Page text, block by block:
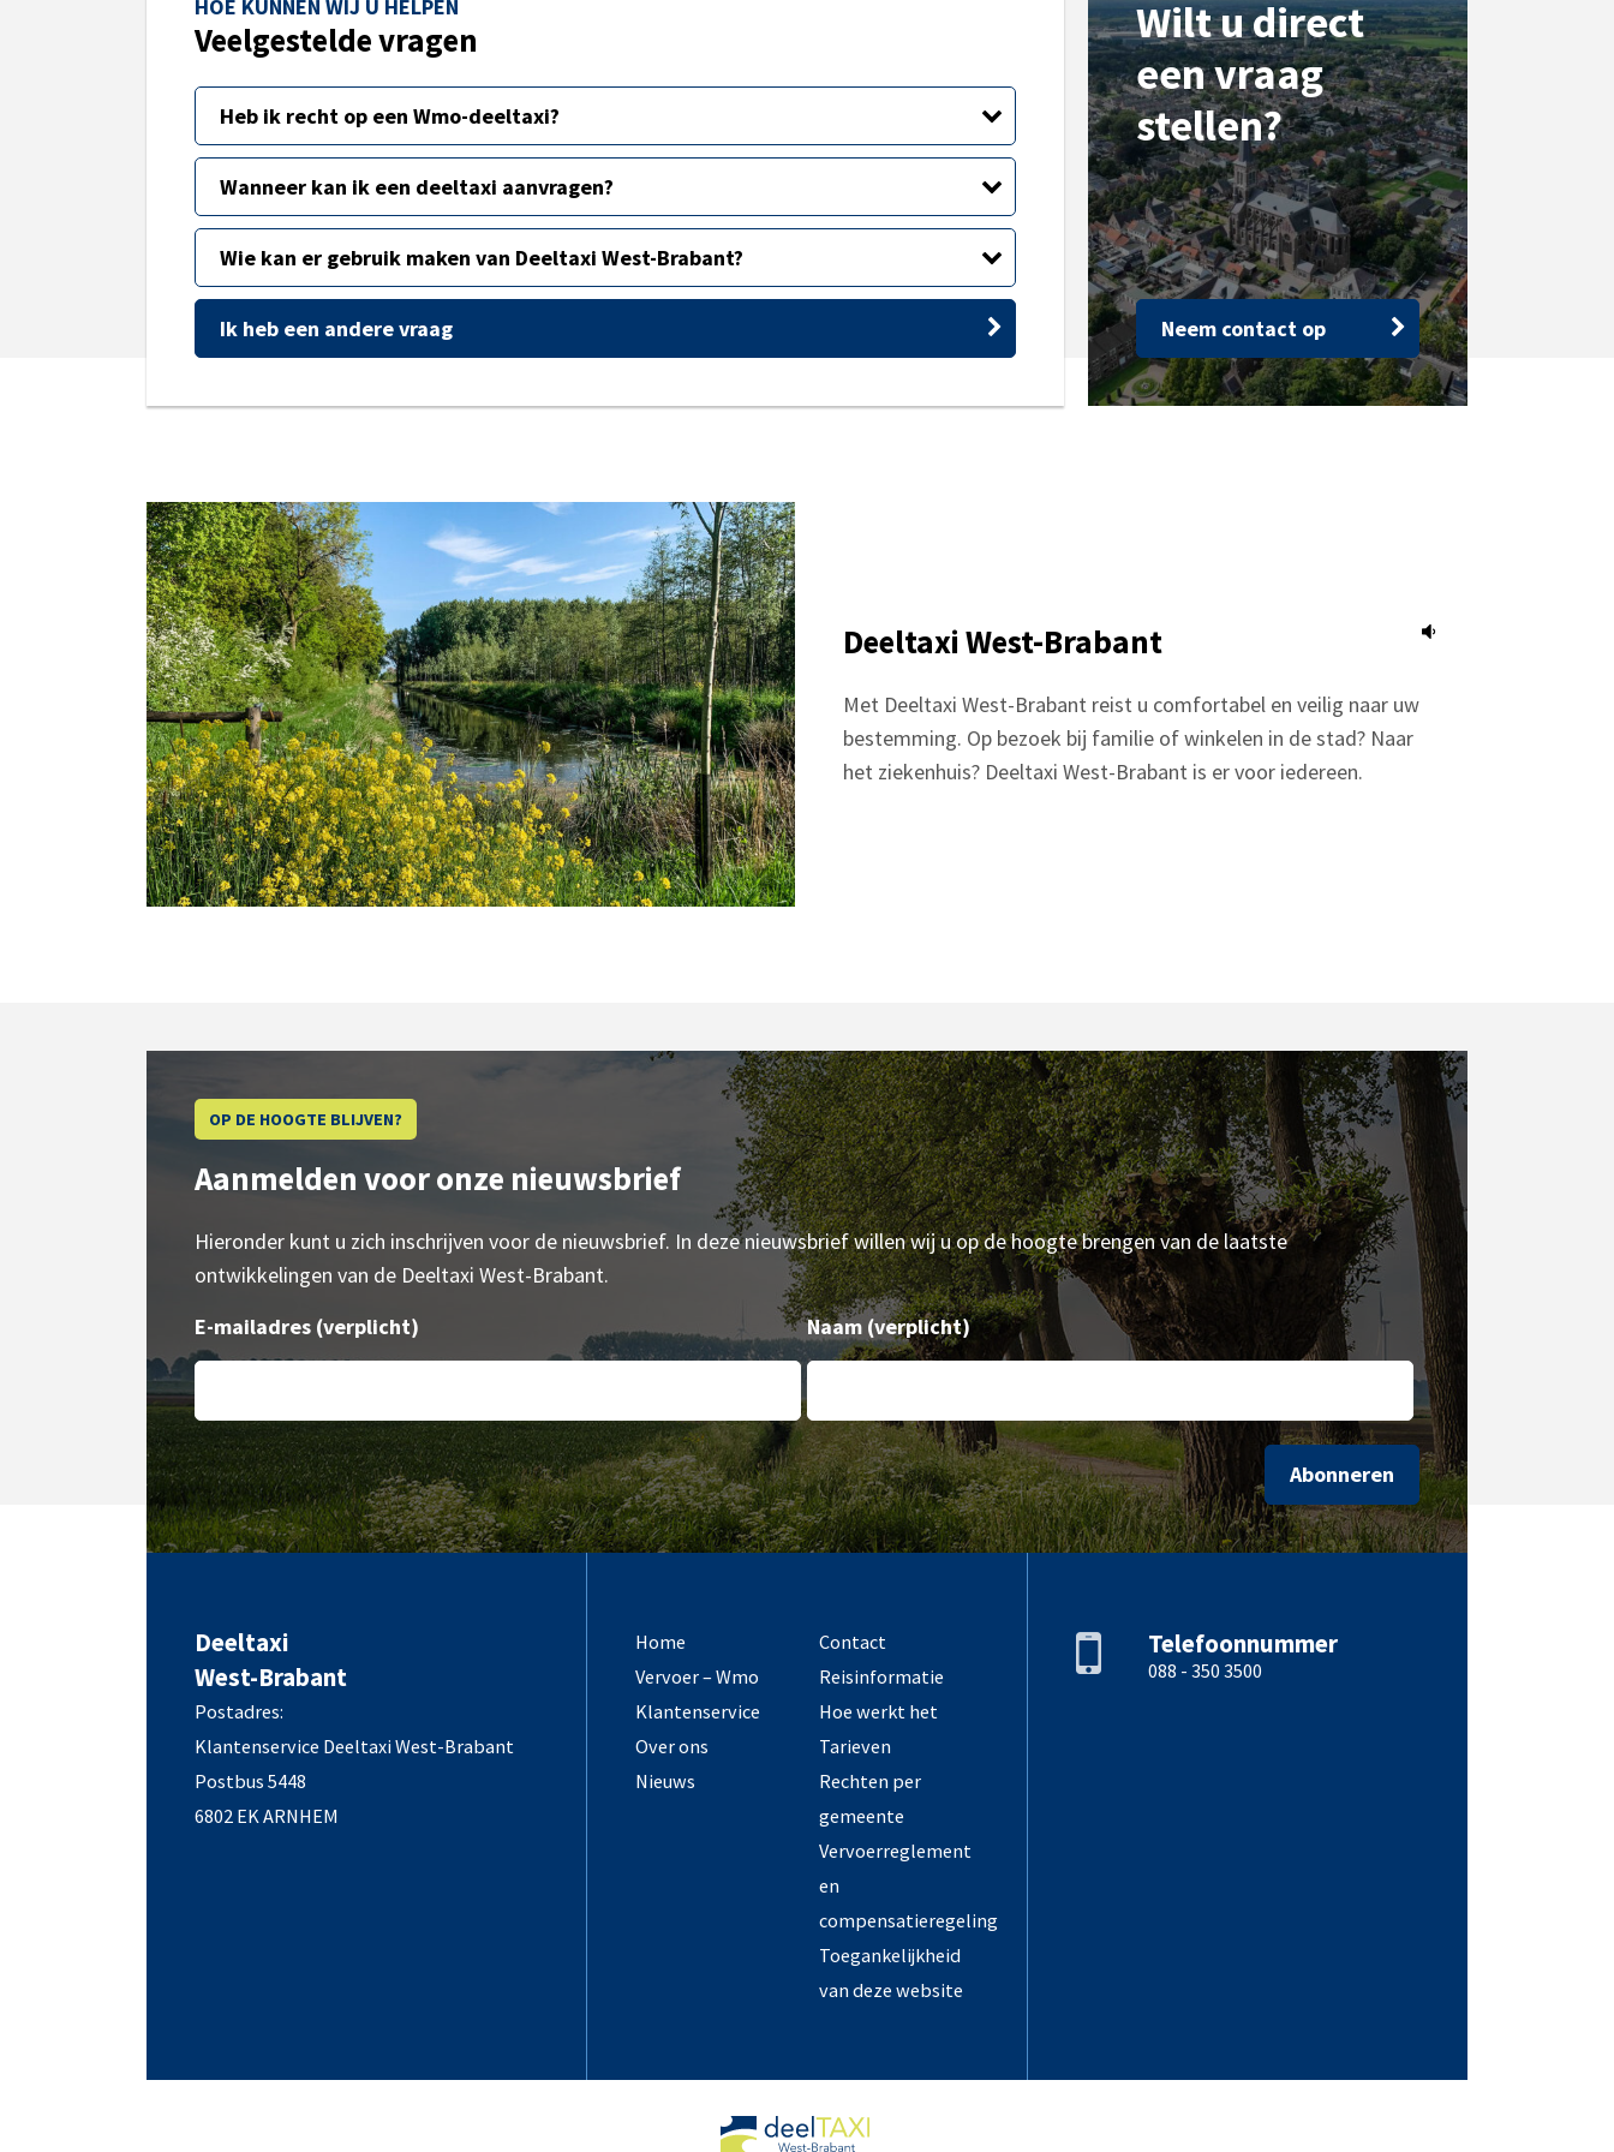
Veelgestelde vragen
HOE KUNNEN WIJ U HELPEN
Heb ik recht op een Wmo-deeltaxi?
Wanneer kan ik een deeltaxi aanvragen?
Wie kan er gebruik maken van Deeltaxi West-Brabant?
Ik heb een andere vraag
Wilt u direct
een vraag
stellen?
Neem contact op
Deeltaxi West-Brabant
Met Deeltaxi West-Brabant reist u comfortabel en veilig naar uw
bestemming. Op bezoek bij familie of winkelen in de stad? Naar
het ziekenhuis? Deeltaxi West-Brabant is er voor iedereen.
Aanmelden voor onze nieuwsbrief
OP DE HOOGTE BLIJVEN?
Hieronder kunt u zich inschrijven voor de nieuwsbrief. In deze nieuwsbrief willen wij u op de hoogte brengen van de laatste
ontwikkelingen van de Deeltaxi West-Brabant.
E-mailadres (verplicht) Naam (verplicht)
Abonneren
Deeltaxi
West-Brabant
Postadres:
Klantenservice Deeltaxi West-Brabant
Postbus 5448
6802 EK ARNHEM
Home
Vervoer – Wmo
Klantenservice
Over ons
Nieuws
Contact
Reisinformatie
Hoe werkt het
Tarieven
Rechten per
gemeente
Vervoerreglement
en
compensatieregeling
Toegankelijkheid
van deze website
Telefoonnummer
088 - 350 3500